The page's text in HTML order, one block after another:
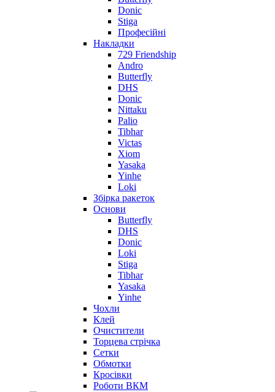
Donic
Stiga
Професійні
Накладки
729 Friendship
Andro
Butterfly
DHS
Donic
Nittaku
Palio
Tibhar
Victas
Xiom
Yasaka
Yinhe
Loki
Збірка ракеток
Основи
Butterfly
DHS
Donic
Loki
Stiga
Tibhar
Yasaka
Yinhe
Чохли
Клей
Очистители
Торцева стрічка
Сетки
Обмотки
Кросівки
Роботи ВКМ